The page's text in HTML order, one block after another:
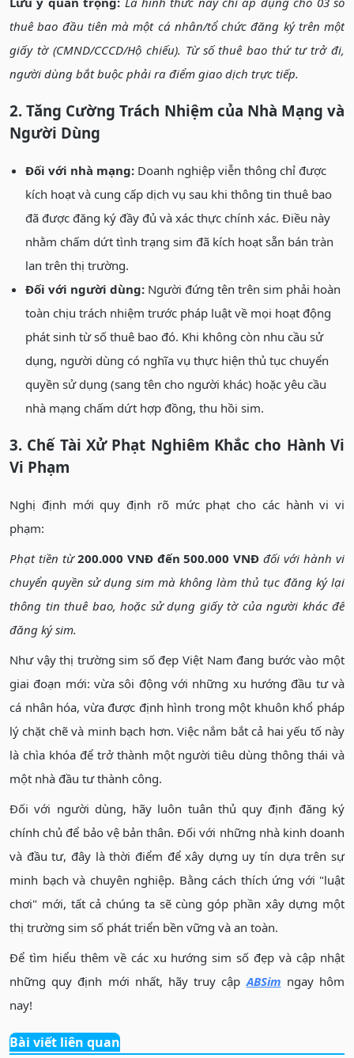
thuê bao đầu tiên mà một cá nhân/tổ chức đăng ký trên một
giấy tờ (CMND/CCCD/Hộ chiếu). Từ số thuê bao thứ tư trở đi,
người dùng bắt buộc phải ra điểm giao dịch trực tiếp.
2. Tăng Cường Trách Nhiệm của Nhà Mạng và
Người Dùng
Đối với nhà mạng: Doanh nghiệp viễn thông chỉ được
kích hoạt và cung cấp dịch vụ sau khi thông tin thuê bao
đã được đăng ký đầy đủ và xác thực chính xác. Điều này
nhằm chấm dứt tình trạng sim đã kích hoạt sẵn bán tràn
lan trên thị trường.
Đối với người dùng: Người đứng tên trên sim phải hoàn
toàn chịu trách nhiệm trước pháp luật về mọi hoạt động
phát sinh từ số thuê bao đó. Khi không còn nhu cầu sử
dụng, người dùng có nghĩa vụ thực hiện thủ tục chuyển
quyền sử dụng (sang tên cho người khác) hoặc yêu cầu
nhà mạng chấm dứt hợp đồng, thu hồi sim.
3. Chế Tài Xử Phạt Nghiêm Khắc cho Hành Vi
Vi Phạm
Nghị định mới quy định rõ mức phạt cho các hành vi vi
phạm:
Phạt tiền từ200.000 VNĐ đến 500.000 VNĐ đối với hành vi
chuyển quyền sử dụng sim mà không làm thủ tục đăng ký lại
thông tin thuê bao, hoặc sử dụng giấy tờ của người khác để
đăng ký sim.
Như vậy thị trường sim số đẹp Việt Nam đang bước vào một
giai đoạn mới: vừa sôi động với những xu hướng đầu tư và
cá nhân hóa, vừa được định hình trong một khuôn khổ pháp
lý chặt chẽ và minh bạch hơn. Việc nắm bắt cả hai yếu tố này
là chìa khóa để trở thành một người tiêu dùng thông thái và
một nhà đầu tư thành công.
Đối với người dùng, hãy luôn tuân thủ quy định đăng ký
chính chủ để bảo vệ bản thân. Đối với những nhà kinh doanh
và đầu tư, đây là thời điểm để xây dựng uy tín dựa trên sự
minh bạch và chuyên nghiệp. Bằng cách thích ứng với "luật
chơi" mới, tất cả chúng ta sẽ cùng góp phần xây dựng một
thị trường sim số phát triển bền vững và an toàn.
Để tìm hiểu thêm về các xu hướng sim số đẹp và cập nhật
những quy định mới nhất, hãy truy cập ABSim ngay hôm
nay!
Bài viết liên quan